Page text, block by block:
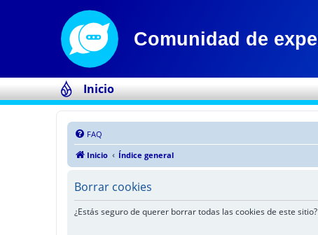
Inicio
FAQ
Inicio
Índice general
Borrar cookies
¿Estás seguro de querer borrar todas las cookies de este sitio?